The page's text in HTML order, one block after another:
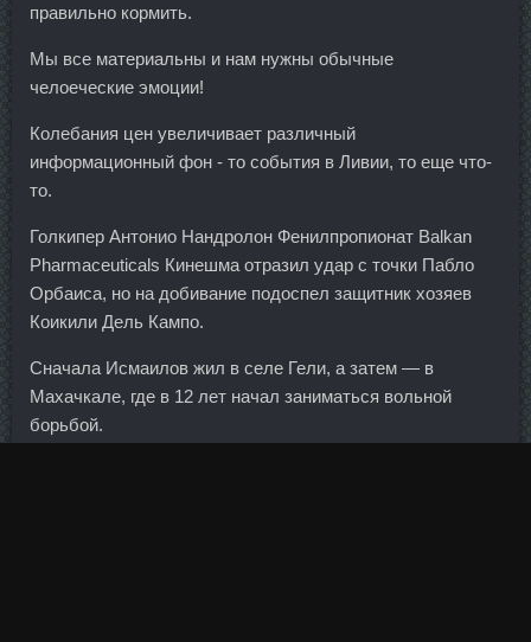
правильно кормить.
Мы все материальны и нам нужны обычные
челоеческие эмоции!
Колебания цен увеличивает различный
информационный фон - то события в Ливии, то еще что-
то.
Голкипер Антонио Нандролон Фенилпропионат Balkan
Pharmaceuticals Кинешма отразил удар с точки Пабло
Орбаиса, но на добивание подоспел защитник хозяев
Коикили Дель Кампо.
Сначала Исмаилов жил в селе Гели, а затем — в
Махачкале, где в 12 лет начал заниматься вольной
борьбой.